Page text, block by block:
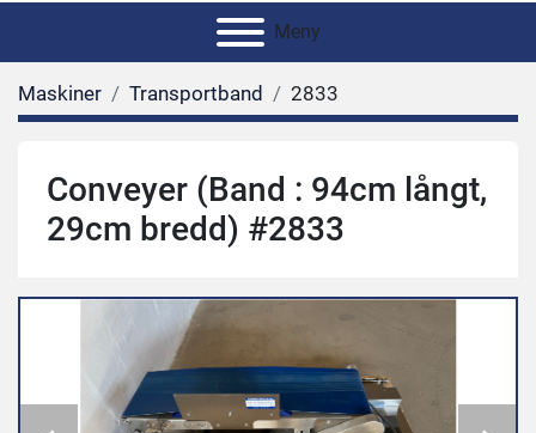
Meny
Maskiner Transportband 2833
Conveyer (Band : 94cm långt,
29cm bredd) #2833